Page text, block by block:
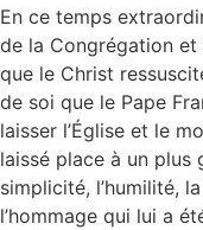
En ce temps
de la Congrégation et
que le Christ
de soi que le Pape
laisser l’Église et le
laissé place à un plus
simplicité, l’humilité,
l’hommage qui lui a